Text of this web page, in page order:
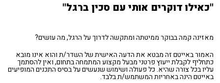
"כאילו דוקרים אותי עם סכין ברגל"
מאזינה קמה בבוקר ממיטתה ומתקשה לדרוך על הרגל, מה עושים?
האמור באייטם זה מבטא את הדעה האישית של השדר/ת והוא אינו מובא
כתחליף לקבלת ייעוץ פרטני מבעל מקצוע המתמחה בתחום, ואין להסתמך
עליו בכל צורה שהיא. כל פעולה ושימוש שנעשים על בסיס התכנים המופיעים
באייטם הינה באחריות המשתמש/ת בלבד.